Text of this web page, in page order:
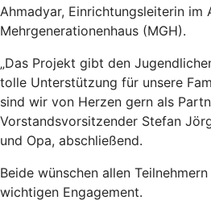
Ahmadyar, Einrichtungsleiterin im
Mehrgenerationenhaus (MGH).
„Das Projekt gibt den
tolle Unterstützung für unsere
sind wir von Herzen gern als
Vorstandsvorsitzender Stefan
und Opa, abschließend.
Beide wünschen allen
wichtigen Engagement.